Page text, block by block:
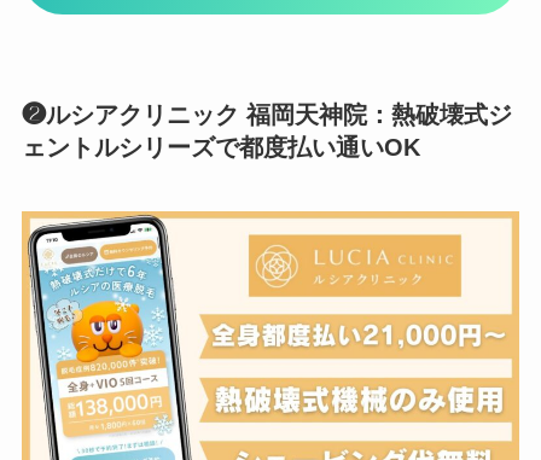
❷ルシアクリニック 福岡天神院：熱破壊式ジ
ェントルシリーズで都度払い通いOK